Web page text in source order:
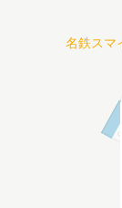
名鉄スマ